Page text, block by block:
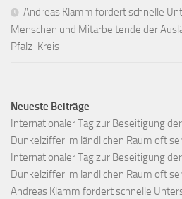
Andreas Klamm fordert schnelle
Menschen und Mitarbeitende der
Pfalz-Kreis
Neueste Beiträge
Internationaler Tag zur Beseitigung
Dunkelziffer im ländlichen Raum oft
Internationaler Tag zur Beseitigung
Dunkelziffer im ländlichen Raum oft
Andreas Klamm fordert schnelle